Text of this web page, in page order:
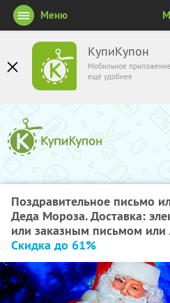
КупиКупон
Мобильное приложение
ещё удобнее
Меню
Поздравительное письмо
Деда Мороза. Доставка:
или заказным письмом или
Скидка до 61%